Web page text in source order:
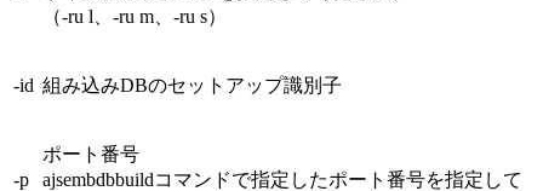
（-ru l、-ru m、-ru s）
-id 組み込みDBのセットアップ識別子
-p
ポート番号
ajsembdbbuildコマンドで指定したポート番号を指定して